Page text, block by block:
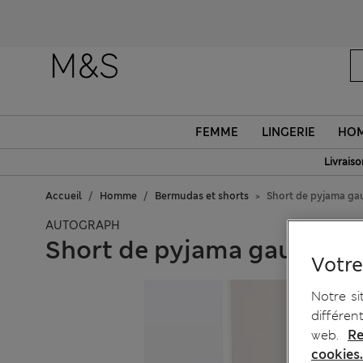
FEMME LINGERIE
Accueil Homme Bermudas et shorts Short de pyjama
AUTOGRAPH
Short de pyjama gaufré
Notre
web.
cookies.